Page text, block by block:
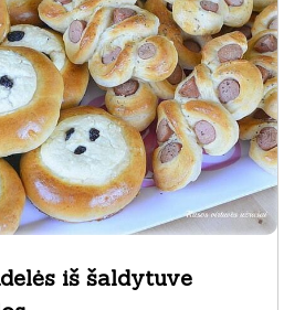
iš šaldytuve